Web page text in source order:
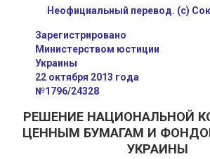
Неофициальный перевод. (с)
Зарегистрировано
Министерством юстиции
Украины
22 октября 2013 года
№1796/24328
РЕШЕНИЕ НАЦИОНАЛЬНОЙ
ЦЕННЫМ БУМАГАМ И
УКРАИНЫ